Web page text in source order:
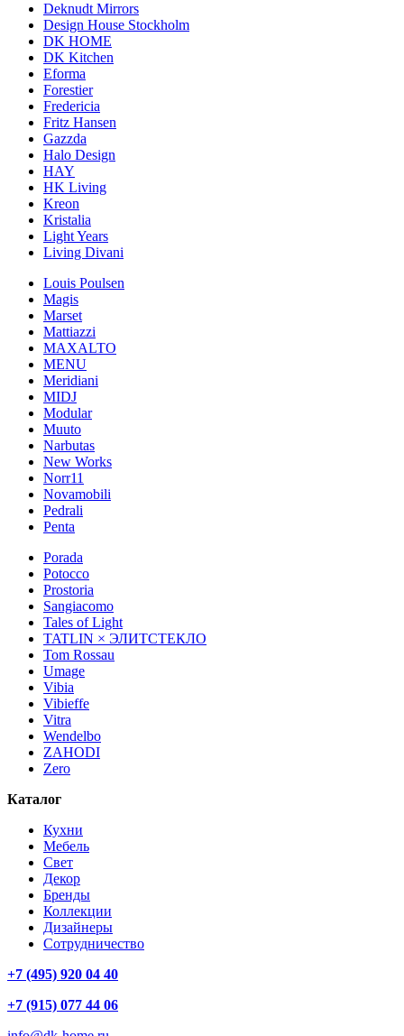
Deknudt Mirrors
Design House Stockholm
DK HOME
DK Kitchen
Eforma
Forestier
Fredericia
Fritz Hansen
Gazzda
Halo Design
HAY
HK Living
Kreon
Kristalia
Light Years
Living Divani
Louis Poulsen
Magis
Marset
Mattiazzi
MAXALTO
MENU
Meridiani
MIDJ
Modular
Muuto
Narbutas
New Works
Norr11
Novamobili
Pedrali
Penta
Porada
Potocco
Prostoria
Sangiacomo
Tales of Light
TATLIN × ЭЛИТСТЕКЛО
Tom Rossau
Umage
Vibia
Vibieffe
Vitra
Wendelbo
ZAHODI
Zero
Каталог
Кухни
Мебель
Свет
Декор
Бренды
Коллекции
Дизайнеры
Сотрудничество
+7 (495) 920 04 40
+7 (915) 077 44 06